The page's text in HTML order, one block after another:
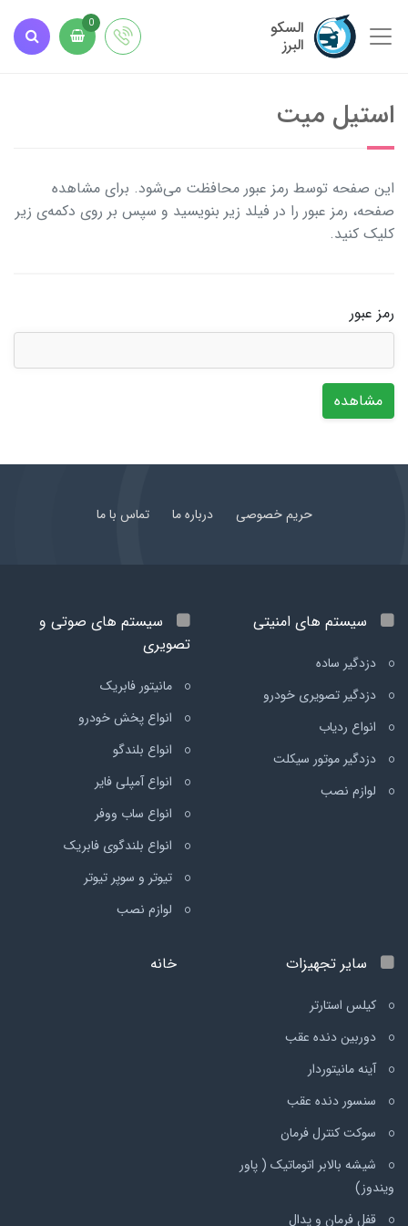
السکو
البرز
0
استیل میت
این صفحه توسط رمز عبور محافظت می‌شود. برای مشاهده
صفحه، رمز عبور را در فیلد زیر بنویسید و سپس بر روی دکمه‌ی زیر
کلیک کنید.
رمز عبور
مشاهده
حریم خصوصی درباره ما تماس با ما
سیستم های امنیتی
دزدگیر ساده
دزدگیر تصویری خودرو
انواع ردیاب
دزدگیر موتور سیکلت
لوازم نصب
سیستم های صوتی و
تصویری
مانیتور فابریک
انواع پخش خودرو
انواع بلندگو
انواع آمپلی فایر
انواع ساب ووفر
انواع بلندگوی فابریک
تیوتر و سوپر تیوتر
لوازم نصب
سایر تجهیزات
کیلس استارتر
دوربین دنده عقب
آینه مانیتوردار
سنسور دنده عقب
سوکت کنترل فرمان
شیشه بالابر اتوماتیک ( پاور
ویندوز)
قفل فرمان و پدال
خانه